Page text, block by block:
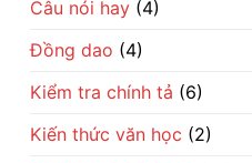
khôn
gian
về
số
Câu nói hay (4)
Đồng dao (4)
Kiểm tra chính tả (6)
Kiến thức văn học (2)